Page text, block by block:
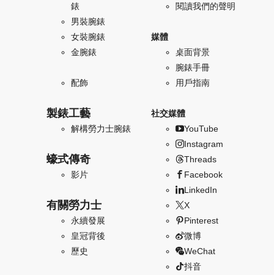
錶
男裝腕錶
女裝腕錶
金腕錶
配飾
製錶工藝
解構勞力士腕錶
蠔式傳奇
影片
有關勞力士
永續發展
皇冠背後
歷史
閱讀我們的聲明
媒體
桌面背景
腕錶手冊
用戶指南
社交媒體
YouTube
Instagram
Threads
Facebook
LinkedIn
X
Pinterest
微博
WeChat
抖音